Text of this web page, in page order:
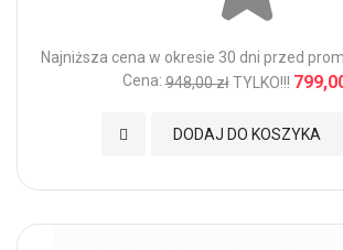
Najniższa cena w okresie 30 dni przed
Cena: 948,00 zł TYLKO!!!
DODAJ DO KOSZYKA
Dodaj do Ulubionych